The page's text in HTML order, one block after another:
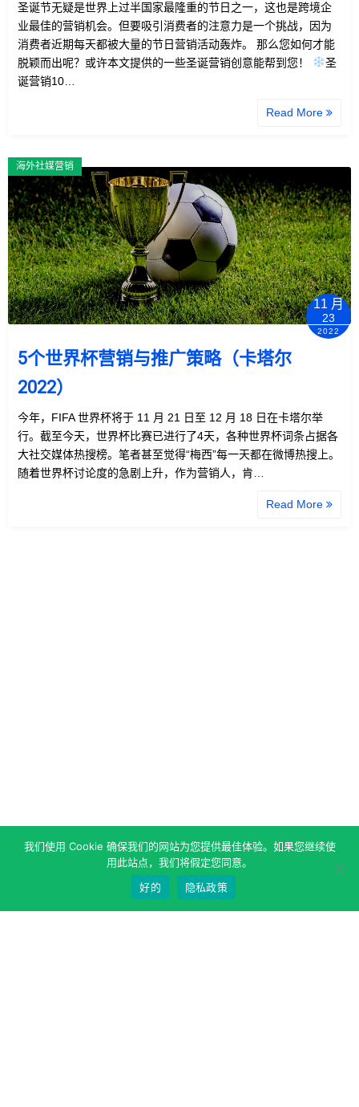
圣诞节无疑是世界上过半国家最隆重的节日之一，这也是跨境企
业最佳的营销机会。但要吸引消费者的注意力是一个挑战，因为
消费者近期每天都被大量的节日营销活动轰炸。 那么您如何才能
脱颖而出呢？或许本文提供的一些圣诞营销创意能帮到您！
圣
诞营销10…
Read More
海外社媒营销
11 月
23
2022
5个世界杯营销与推广策略（卡塔尔
2022）
今年，FIFA 世界杯将于 11 月 21 日至 12 月 18 日在卡塔尔举
行。截至今天，世界杯比赛已进行了4天，各种世界杯词条占据各
大社交媒体热搜榜。笔者甚至觉得“梅西”每一天都在微博热搜上。
随着世界杯讨论度的急剧上升，作为营销人，肯…
Read More
我们使用 Cookie 确保我们的网站为您提供最佳体验。如果您继续使
用此站点，我们将假定您同意。
好的
隐私政策